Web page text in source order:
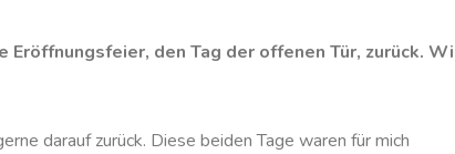
den Tag der offenen Tür, zurück.
darauf zurück. Diese beiden Tage waren für mich